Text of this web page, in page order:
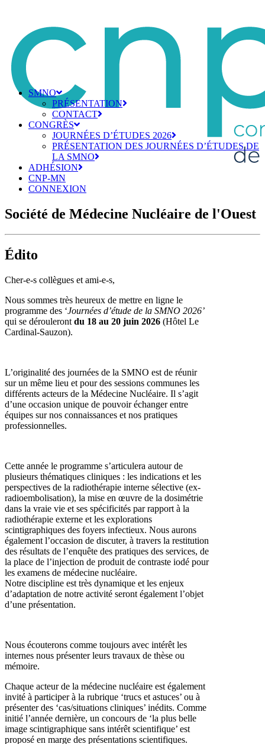
SMNO
PRÉSENTATION
CONTACT
CONGRÈS
JOURNÉES D’ÉTUDES 2026
PRÉSENTATION DES JOURNÉES D’ÉTUDES DE
LA SMNO
ADHÉSION
CNP-MN
CONNEXION
Société de Médecine Nucléaire de l'Ouest
Édito
Cher-e-s collègues et ami-e-s,
Nous sommes très heureux de mettre en ligne le
programme des ‘Journées d’étude de la SMNO 2026’
qui se dérouleront du 18 au 20 juin 2026 (Hôtel Le
Cardinal-Sauzon).
L’originalité des journées de la SMNO est de réunir
sur un même lieu et pour des sessions communes les
différents acteurs de la Médecine Nucléaire. Il s’agit
d’une occasion unique de pouvoir échanger entre
équipes sur nos connaissances et nos pratiques
professionnelles.
Cette année le programme s’articulera autour de
plusieurs thématiques cliniques : les indications et les
perspectives de la radiothérapie interne sélective (ex-
radioembolisation), la mise en œuvre de la dosimétrie
dans la vraie vie et ses spécificités par rapport à la
radiothérapie externe et les explorations
scintigraphiques des foyers infectieux. Nous aurons
également l’occasion de discuter, à travers la restitution
des résultats de l’enquête des pratiques des services, de
la place de l’injection de produit de contraste iodé pour
les examens de médecine nucléaire.
Notre discipline est très dynamique et les enjeux
d’adaptation de notre activité seront également l’objet
d’une présentation.
Nous écouterons comme toujours avec intérêt les
internes nous présenter leurs travaux de thèse ou
mémoire.
Chaque acteur de la médecine nucléaire est également
invité à participer à la rubrique ‘trucs et astuces’ ou à
présenter des ‘cas/situations cliniques’ inédits. Comme
initié l’année dernière, un concours de ‘la plus belle
image scintigraphique sans intérêt scientifique’ est
proposé en marge des présentations scientifiques.